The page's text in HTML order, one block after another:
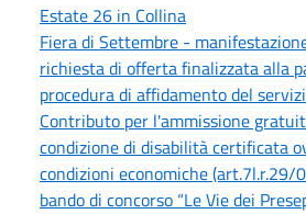
Estate 26 in Collina
Fiera di Settembre -
richiesta di offerta finalizzata alla
procedura di affidamento del
Contributo per l'ammissione
condizione di disabilità certificata
condizioni economiche
bando di concorso “Le Vie dei